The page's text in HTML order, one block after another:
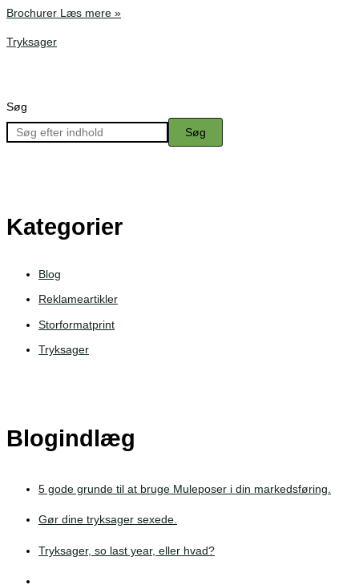
Brochurer Læs mere »
Tryksager
Søg
Søg
Kategorier
Blog
Reklameartikler
Storformatprint
Tryksager
Blogindlæg
5 gode grunde til at bruge Muleposer i din markedsføring.
Gør dine tryksager sexede.
Tryksager, so last year, eller hvad?